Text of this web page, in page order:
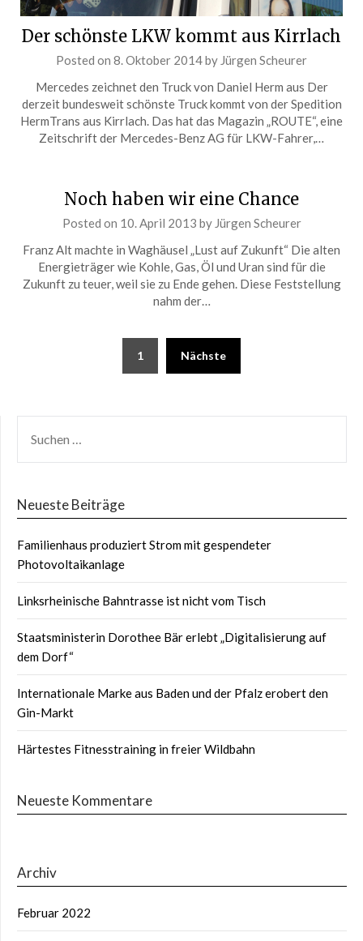
Der schönste LKW kommt aus Kirrlach
Posted on 8. Oktober 2014by Jürgen Scheurer
Mercedes zeichnet den Truck von Daniel Herm aus Der
derzeit bundesweit schönste Truck kommt von der Spedition
HermTrans aus Kirrlach. Das hat das Magazin „ROUTE“, eine
Zeitschrift der Mercedes-Benz AG für LKW-Fahrer,…
Noch haben wir eine Chance
Posted on 10. April 2013 by Jürgen Scheurer
Franz Alt machte in Waghäusel „Lust auf Zukunft“ Die alten
Energieträger wie Kohle, Gas, Öl und Uran sind für die
Zukunft zu teuer, weil sie zu Ende gehen. Diese Feststellung
nahm der…
Seitennummerierung
1 Nächste
NACH:
Neueste Beiträge
Familienhaus produziert Strom mit gespendeter
Photovoltaikanlage
Linksrheinische Bahntrasse ist nicht vom Tisch
Staatsministerin Dorothee Bär erlebt „Digitalisierung auf
dem Dorf“
Internationale Marke aus Baden und der Pfalz erobert den
Gin-Markt
Härtestes Fitnesstraining in freier Wildbahn
Neueste Kommentare
Archiv
Februar 2022